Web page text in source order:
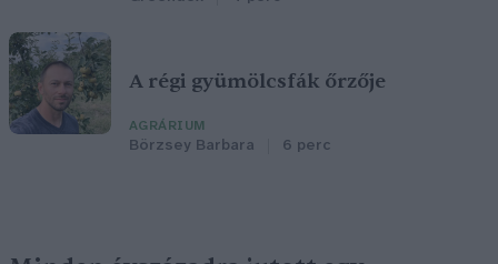
A régi gyümölcsfák őrzője
AGRÁRIUM
Börzsey Barbara 6 perc